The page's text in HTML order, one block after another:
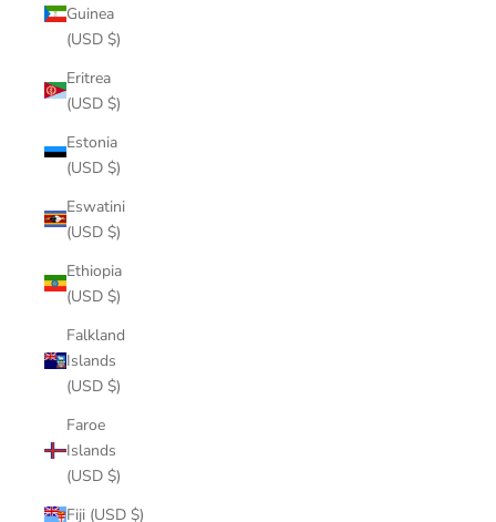
Guinea
(USD $)
Eritrea
(USD $)
Estonia
(USD $)
Eswatini
(USD $)
Ethiopia
(USD $)
Falkland
Islands
(USD $)
Faroe
Islands
(USD $)
Fiji (USD $)